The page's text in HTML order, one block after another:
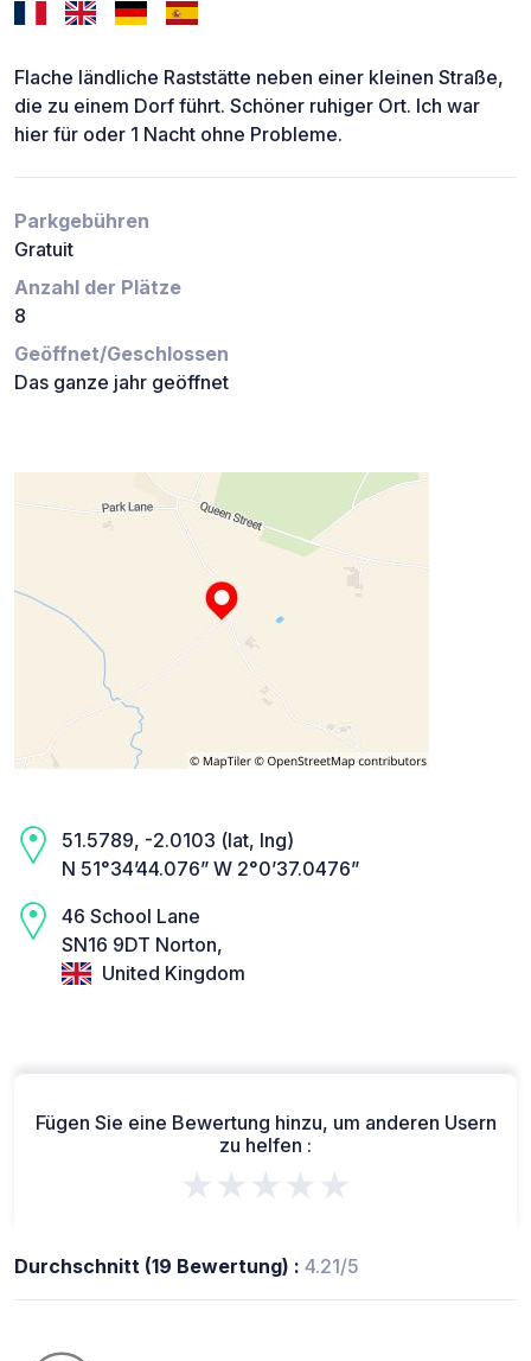
Flache ländliche Raststätte neben einer kleinen Straße,
die zu einem Dorf führt. Schöner ruhiger Ort. Ich war
hier für oder 1 Nacht ohne Probleme.
Parkgebühren
Gratuit
Anzahl der Plätze
8
Geöffnet/Geschlossen
Das ganze jahr geöffnet
51.5789, -2.0103 (lat, lng)
N 51°34’44.076” W 2°0’37.0476”
46 School Lane
SN16 9DT Norton,
United Kingdom
Fügen Sie eine Bewertung hinzu, um anderen Usern
zu helfen :
★★★★★
Durchschnitt (19 Bewertung) : 4.21/5